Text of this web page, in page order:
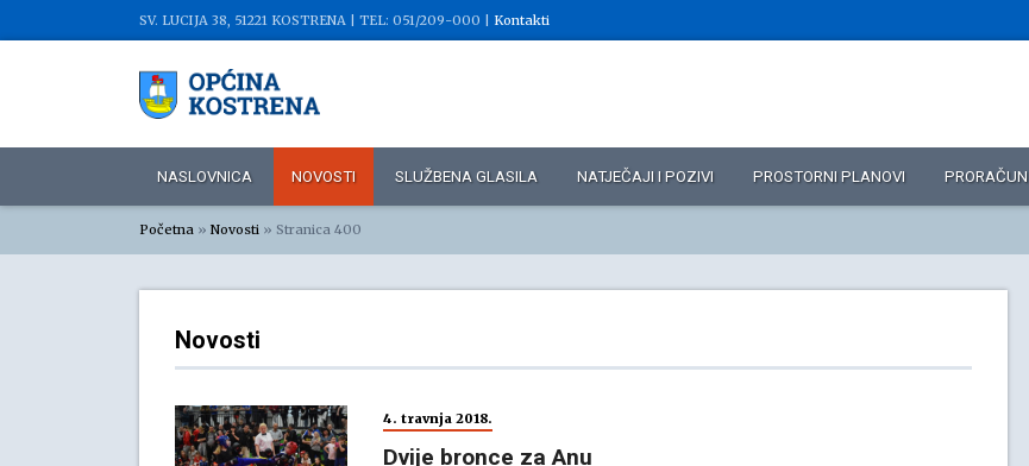
SV. LUCIJA 38, 51221 KOSTRENA | TEL: 051/209-000 | Kontakti
NASLOVNICA NOVOSTI SLUŽBENA GLASILA NATJEČAJI I POZIVI PROSTORNI PLANOVI PRORAČUN
Početna » Novosti » Stranica 400
Novosti
4. travnja 2018.
Dvije bronce za Anu